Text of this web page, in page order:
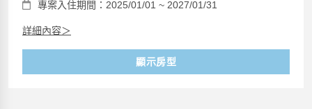
專案入住期間：2025/01/01 ~ 2027/01/31
詳細內容＞
顯示房型